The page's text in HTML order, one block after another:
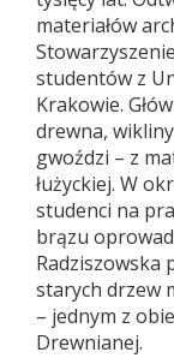
materiałów
studentów z
Krakowie.
drewna,
gwoździ – z
łużyckiej. W
studenci na
brązu
Radziszowska
starych drzew
– jednym z
Drewnianej.